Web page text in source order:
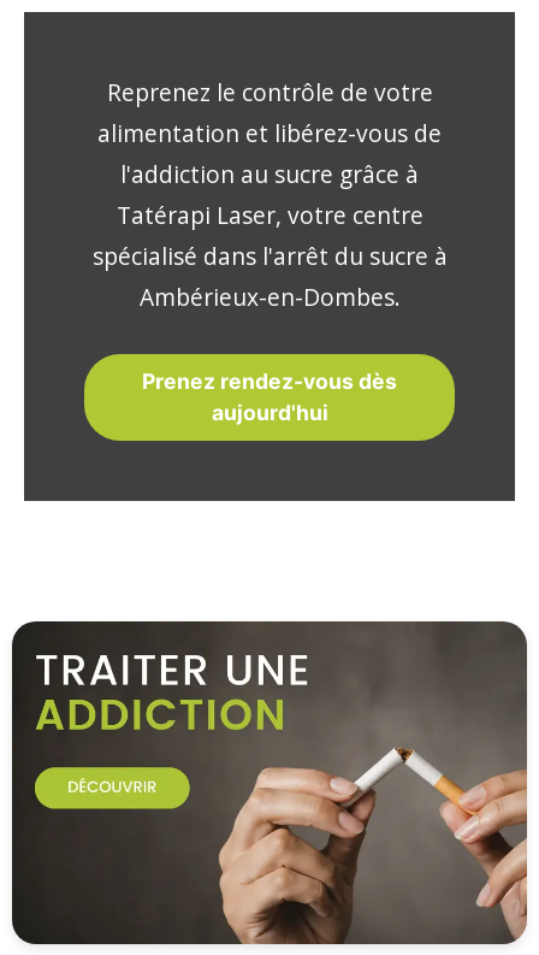
Reprenez le contrôle de votre
alimentation et libérez-vous de
l'addiction au sucre grâce à
Tatérapi Laser, votre centre
spécialisé dans l'arrêt du sucre à
Ambérieux-en-Dombes.
Prenez rendez-vous dès
aujourd'hui